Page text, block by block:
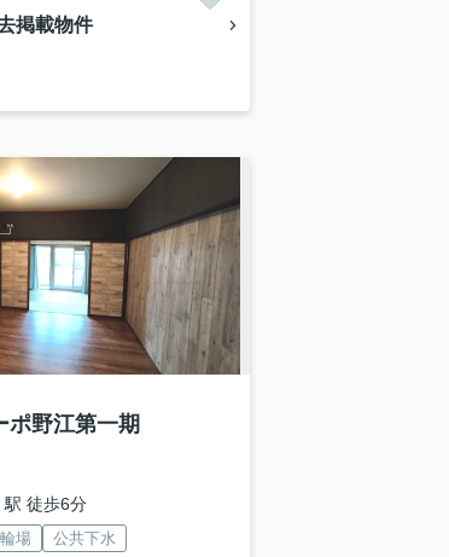
掲載物件
ポ野江第一期
駅 徒歩6分
場 公共下水